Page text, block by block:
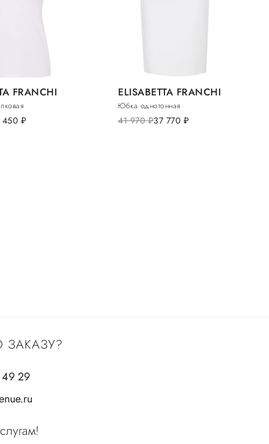
FRANCHI
450 руб.
ELISABETTA FRANCHI
Юбка однотонная
41 970руб.37 770 руб.
29